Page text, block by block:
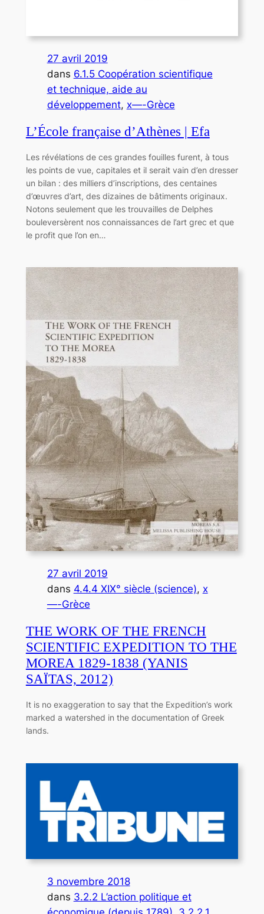
27 avril 2019
dans 6.1.5 Coopération scientifique
et technique, aide au
développement, x—-Grèce
L’École française d’Athènes | Efa
Les révélations de ces grandes fouilles furent, à tous
les points de vue, capitales et il serait vain d’en dresser
un bilan : des milliers d’inscriptions, des centaines
d’œuvres d’art, des dizaines de bâtiments originaux.
Notons seulement que les trouvailles de Delphes
bouleversèrent nos connaissances de l’art grec et que
le profit que l’on en…
27 avril 2019
dans 4.4.4 XIX° siècle (science), x
—-Grèce
ΤHE WORK OF THE FRENCH
SCIENTIFIC EXPEDITION TO THE
MOREA 1829-1838 (YANIS
SAΪTAS, 2012)
It is no exaggeration to say that the Expedition’s work
marked a watershed in the documentation of Greek
lands.
3 novembre 2018
dans 3.2.2 L’action politique et